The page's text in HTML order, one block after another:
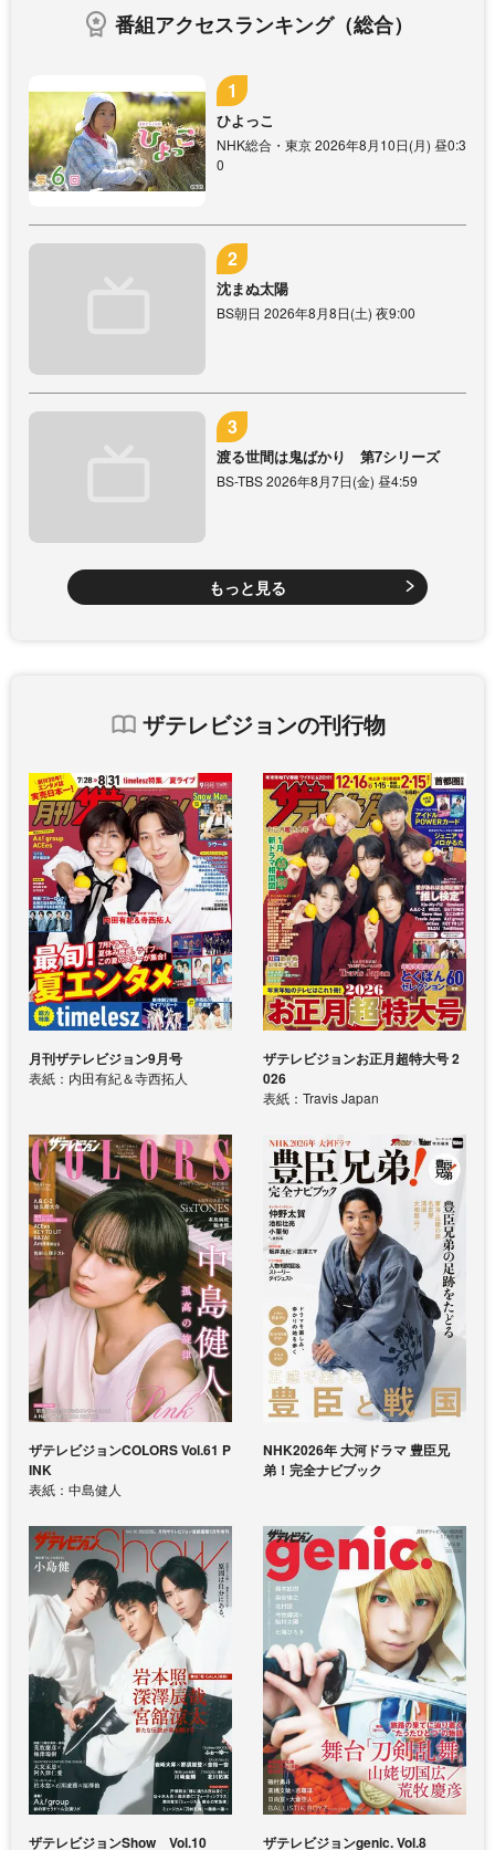
番組アクセスランキング（総合）
ひよっこ
NHK総合・東京 2026年8月10日(月) 昼0:3
0
沈まぬ太陽
BS朝日 2026年8月8日(土) 夜9:00
渡る世間は鬼ばかり 第7シリーズ
BS-TBS 2026年8月7日(金) 昼4:59
もっと見る
ザテレビジョンの刊行物
月刊ザテレビジョン9月号
表紙：内田有紀＆寺西拓人
ザテレビジョンお正月超特大号 2
026
表紙：Travis Japan
ザテレビジョンCOLORS Vol.61 P
INK
表紙：中島健人
NHK2026年 大河ドラマ 豊臣兄
弟！完全ナビブック
ザテレビジョンShow Vol.10 ザテレビジョンgenic. Vol.8